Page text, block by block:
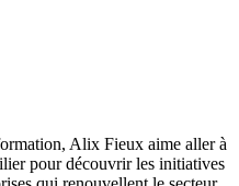
Alix Fieux aime aller à
pour découvrir les initiatives